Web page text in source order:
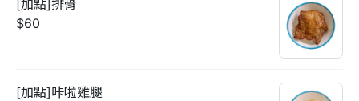
[加點]排骨
$60
[加點]咔啦雞腿